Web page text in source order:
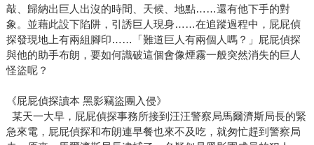
敲、歸納出巨人出沒的時間、天候、地點……還有他下手的對
象。並藉此設下陷阱，引誘巨人現身……在追蹤過程中，屁屁偵
探發現地上有兩組腳印……「難道巨人有兩個人嗎？」屁屁偵探
與他的助手布朗，要如何識破這個會像煙霧一般突然消失的巨人
怪盜呢？
《屁屁偵探讀本 黑影竊盜團入侵》
某天一大早，屁屁偵探事務所接到汪汪警察局馬爾濟斯局長的緊
急來電，屁屁偵探和布朗連早餐也來不及吃，就匆忙趕到警察局